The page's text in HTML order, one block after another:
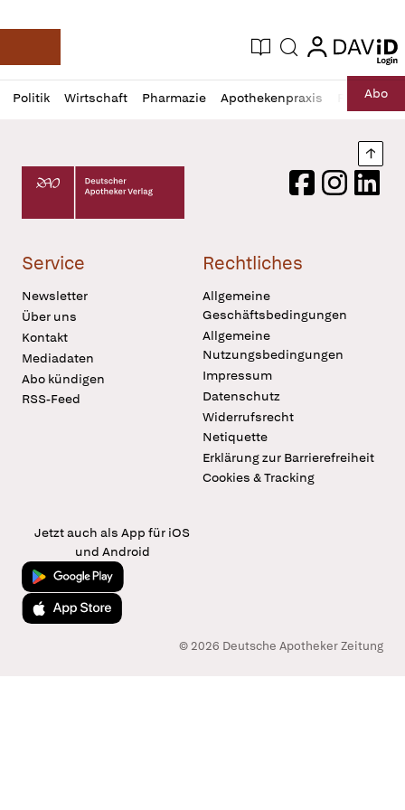
Deutsche Apotheker Zeitung
Aktuelle Ausgabe
Suche login
login
Politik Wirtschaft Pharmazie Apothekenpraxis RechtAbo
Profil
öffnen
Daz
Pur
Deutscher Apotheker Verlag Logo
FacebookInstagram
Service
Newsletter
Über uns
Kontakt
Mediadaten
Abo kündigen
RSS-Feed
Rechtliches
Allgemeine
Geschäftsbedingungen
Allgemeine
Nutzungsbedingungen
Impressum
Datenschutz
Widerrufsrecht
Netiquette
Erklärung zur Barrierefreiheit
Cookies & Tracking
Jetzt auch als App für iOS
und Android
Jetzt bei Google Play
Laden im App Store
© 2026 Deutsche Apotheker Zeitung